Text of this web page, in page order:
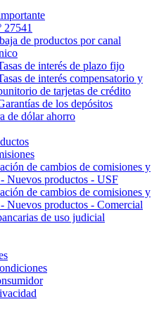
27541
de productos por canal
de interés de plazo fijo
de interés compensatorio y
de tarjetas de crédito
de los depósitos
de dólar ahorro
de cambios de comisiones y
Nuevos productos - USF
de cambios de comisiones y
Nuevos productos - Comercial
de uso judicial